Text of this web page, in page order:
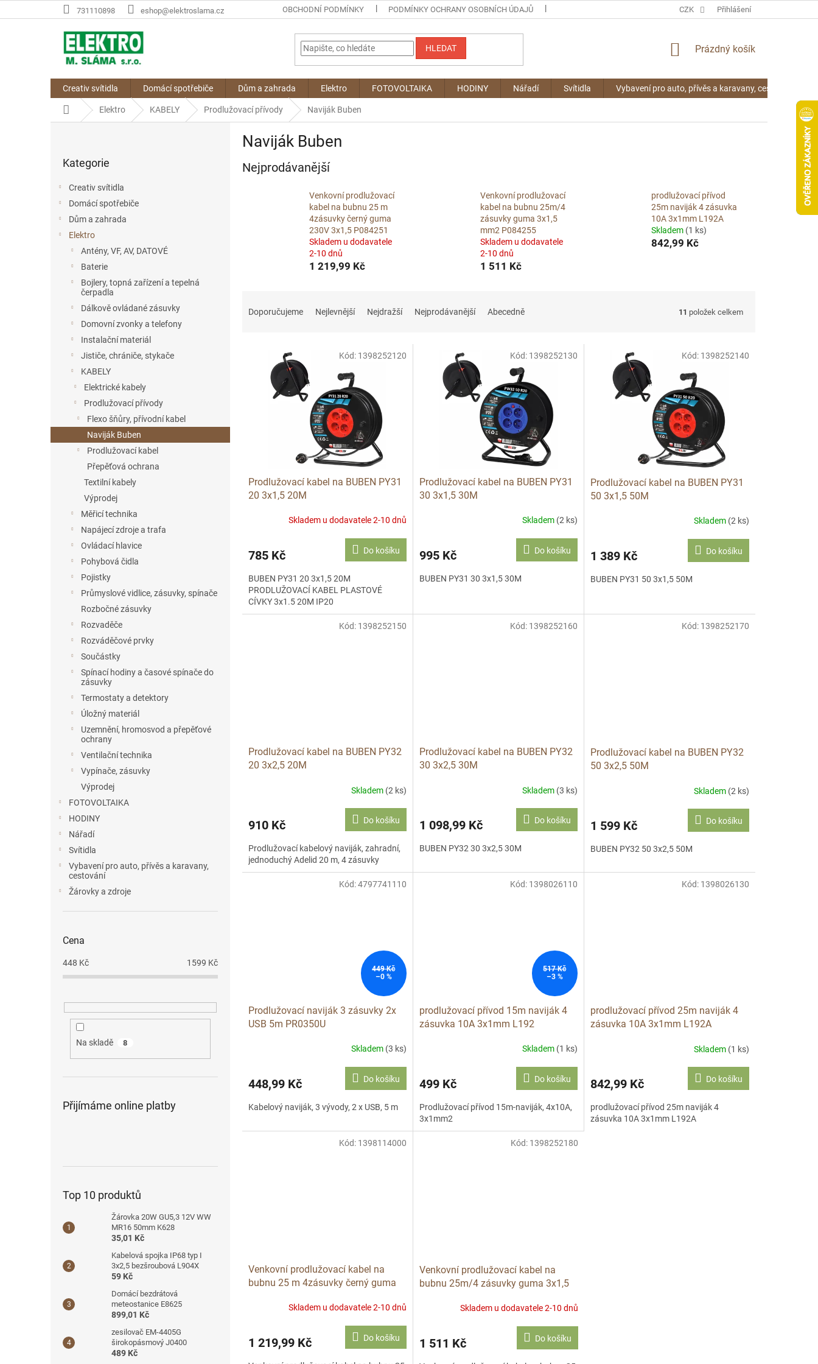
na
731110898 eshop@elektroslama.cz OBCHODNÍ PODMÍNKY PODMÍNKY OCHRANY OSOBNÍCH ÚDAJŮ CZK Přihlášení
HLEDAT
NÁKUPNÍ
Prázdný košík
Creativ svítidla Domácí spotřebiče Dům a zahrada Elektro FOTOVOLTAIKA HODINY Nářadí Svítidla Vybavení pro auto, přívěs a karavany, cestování
Domů Elektro KABELY Prodlužovací přívody Naviják Buben
kategorie
Kategorie
Creativ svítidla
Domácí spotřebiče
Dům a zahrada
Elektro
Antény, VF, AV, DATOVÉ
Baterie
Bojlery, topná zařízení a tepelná
čerpadla
Dálkově ovládané zásuvky
Domovní zvonky a telefony
Instalační materiál
Jističe, chrániče, stykače
KABELY
Elektrické kabely
Prodlužovací přívody
Flexo šňůry, přívodní kabel
Naviják Buben
Prodlužovací kabel
Přepěťová ochrana
Textilní kabely
Výprodej
Měřicí technika
Napájecí zdroje a trafa
Ovládací hlavice
Pohybová čidla
Pojistky
Průmyslové vidlice, zásuvky, spínače
Rozbočné zásuvky
Rozvaděče
Rozváděčové prvky
Součástky
Spínací hodiny a časové spínače do
zásuvky
Termostaty a detektory
Úložný materiál
Uzemnění, hromosvod a přepěťové
ochrany
Ventilační technika
Vypínače, zásuvky
Výprodej
FOTOVOLTAIKA
HODINY
Nářadí
Svítidla
Vybavení pro auto, přívěs a karavany,
cestování
Žárovky a zdroje
Cena
448 Kč 1599 Kč
Na skladě 8
Přijímáme online platby
Top 10 produktů
Žárovka 20W GU5,3 12V WW
MR16 50mm K628
35,01 Kč
Kabelová spojka IP68 typ I
3x2,5 bezšroubová L904X
59 Kč
Domácí bezdrátová
meteostanice E8625
899,01 Kč
zesilovač EM-4405G
širokopásmový J0400
489 Kč
Naviják Buben
Nejprodávanější
Venkovní prodlužovací
kabel na bubnu 25 m
4zásuvky černý guma
230V 3x1,5 P084251
Skladem u dodavatele
2-10 dnů
1 219,99 Kč
Venkovní prodlužovací
kabel na bubnu 25m/4
zásuvky guma 3x1,5
mm2 P084255
Skladem u dodavatele
2-10 dnů
1 511 Kč
prodlužovací přívod
25m naviják 4 zásuvka
10A 3x1mm L192A
Skladem (1 ks)
842,99 Kč
Doporučujeme Nejlevnější Nejdražší Nejprodávanější Abecedně 11 položek celkem
Prodlužovací kabel na BUBEN PY31
20 3x1,5 20M
Skladem u dodavatele 2-10 dnů
785 Kč Do košíku
BUBEN PY31 20 3x1,5 20M
PRODLUŽOVACÍ KABEL PLASTOVÉ
CÍVKY 3x1.5 20M IP20
Kód: 1398252120
Prodlužovací kabel na BUBEN PY31
30 3x1,5 30M
Skladem (2 ks)
995 Kč Do košíku
BUBEN PY31 30 3x1,5 30M
Kód: 1398252130
Prodlužovací kabel na BUBEN PY31
50 3x1,5 50M
Skladem (2 ks)
1 389 Kč Do košíku
BUBEN PY31 50 3x1,5 50M
Kód: 1398252140
Prodlužovací kabel na BUBEN PY32
20 3x2,5 20M
Skladem (2 ks)
910 Kč Do košíku
Prodlužovací kabelový naviják, zahradní,
jednoduchý Adelid 20 m, 4 zásuvky
Kód: 1398252150
Prodlužovací kabel na BUBEN PY32
30 3x2,5 30M
Skladem (3 ks)
1 098,99 Kč Do košíku
BUBEN PY32 30 3x2,5 30M
Kód: 1398252160
Prodlužovací kabel na BUBEN PY32
50 3x2,5 50M
Skladem (2 ks)
1 599 Kč Do košíku
BUBEN PY32 50 3x2,5 50M
Kód: 1398252170
449 Kč
–0 %
Prodlužovací naviják 3 zásuvky 2x
USB 5m PR0350U
Skladem (3 ks)
448,99 Kč Do košíku
Kabelový naviják, 3 vývody, 2 x USB, 5 m
Kód:4797741110
517 Kč
–3 %
prodlužovací přívod 15m naviják 4
zásuvka 10A 3x1mm L192
Skladem (1 ks)
499 Kč Do košíku
Prodlužovací přívod 15m-naviják, 4x10A,
3x1mm2
Kód: 1398026110
prodlužovací přívod 25m naviják 4
zásuvka 10A 3x1mm L192A
Skladem (1 ks)
842,99 Kč Do košíku
prodlužovací přívod 25m naviják 4
zásuvka 10A 3x1mm L192A
Kód: 1398026130
Venkovní prodlužovací kabel na
bubnu 25 m 4zásuvky černý guma
Skladem u dodavatele 2-10 dnů
1 219,99 Kč Do košíku
Kód: 1398114000
Venkovní prodlužovací kabel na
bubnu 25m/4 zásuvky guma 3x1,5
Skladem u dodavatele 2-10 dnů
1 511 Kč Do košíku
Kód: 1398252180